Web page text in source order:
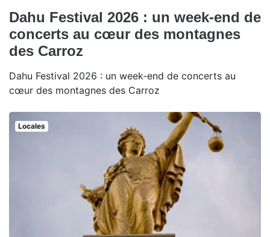
Dahu Festival 2026 : un week-end de
concerts au cœur des montagnes
des Carroz
Dahu Festival 2026 : un week-end de concerts au
cœur des montagnes des Carroz
Locales